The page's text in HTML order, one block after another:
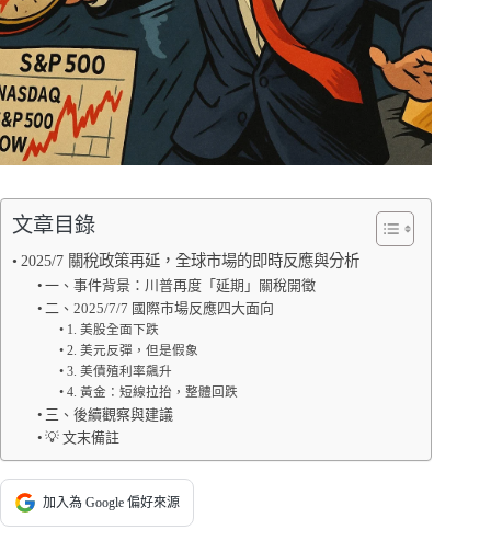
文章目錄
2025/7 關稅政策再延，全球市場的即時反應與分析
一、事件背景：川普再度「延期」關稅開徵
二、2025/7/7 國際市場反應四大面向
1. 美股全面下跌
2. 美元反彈，但是假象
3. 美債殖利率飆升
4. 黃金：短線拉抬，整體回跌
三、後續觀察與建議
💡 文末備註
加入為 Google 偏好來源